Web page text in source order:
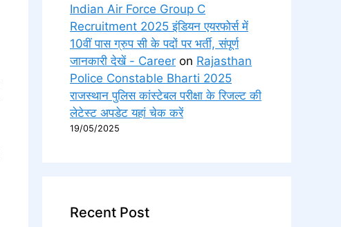
Indian Air Force Group C
Recruitment 2025 इंडियन एयरफोर्स में
10वीं पास ग्रुप सी के पदों पर भर्ती, संपूर्ण
जानकारी देखें - Career on Rajasthan
Police Constable Bharti 2025
राजस्थान पुलिस कांस्टेबल परीक्षा के रिजल्ट की
लेटेस्ट अपडेट यहां चेक करें
19/05/2025
Recent Post